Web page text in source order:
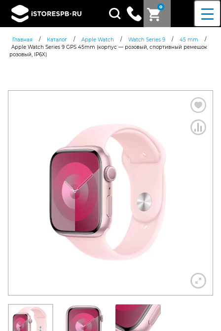
0
Поиск
товаров
Главная / Каталог / Apple Watch / Watch Series 9 / 45 mm
/
Apple Watch Series 9 GPS 45mm (корпус — розовый, спортивный ремешок
розовый, IP6X)
Согласен c политикой
конфиденциальности
+7 812 318-40-14
(c 10:00 до 21:00, без
выходных)